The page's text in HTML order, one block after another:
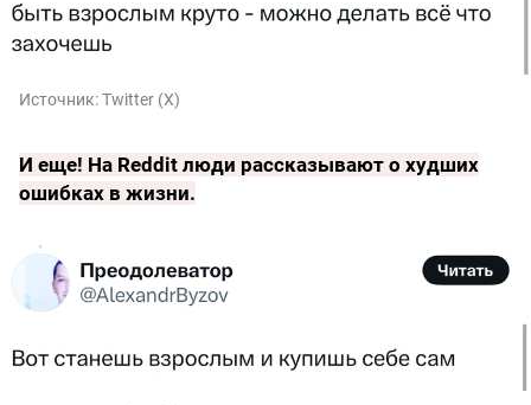
Источник:Twitter (X)
И еще! На Reddit люди рассказывают о худших
ошибках в жизни.